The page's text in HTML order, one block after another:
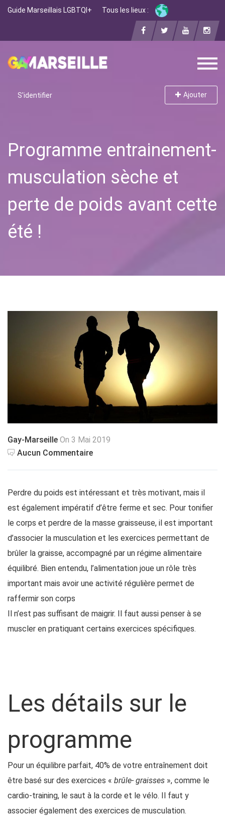
Guide Marseillais LGBTQI+ Tous les lieux :
S'identifier Ajouter
Programme entrainement-
musculation sèche et
perte de poids avant cette
été !
Gay-Marseille On 3 Mai 2019
Aucun Commentaire
Perdre du poids est intéressant et très motivant, mais il
est également impératif d’être ferme et sec. Pour tonifier
le corps et perdre de la masse graisseuse, il est important
d’associer la musculation et les exercices permettant de
brûler la graisse, accompagné par un régime alimentaire
équilibré. Bien entendu, l’alimentation joue un rôle très
important mais avoir une activité régulière permet de
raffermir son corps
Il n’est pas suffisant de maigrir. Il faut aussi penser à se
muscler en pratiquant certains exercices spécifiques.
Les détails sur le
programme
Pour un équilibre parfait, 40% de votre entraînement doit
être basé sur des exercices « brûle- graisses », comme le
cardio-training, le saut à la corde et le vélo. Il faut y
associer également des exercices de musculation.